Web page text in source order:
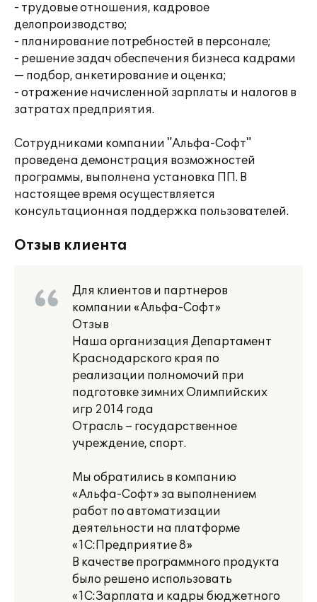
- трудовые отношения, кадровое
делопроизводство;
- планирование потребностей в персонале;
- решение задач обеспечения бизнеса кадрами
— подбор, анкетирование и оценка;
- отражение начисленной зарплаты и налогов в
затратах предприятия.
Сотрудниками компании "Альфа-Софт"
проведена демонстрация возможностей
программы, выполнена установка ПП. В
настоящее время осуществляется
консультационная поддержка пользователей.
Отзыв клиента
Для клиентов и партнеров
компании «Альфа-Софт»
Отзыв
Наша организация Департамент
Краснодарского края по
реализации полномочий при
подготовке зимних Олимпийских
игр 2014 года
Отрасль – государственное
учреждение, спорт.
Мы обратились в компанию
«Альфа-Софт» за выполнением
работ по автоматизации
деятельности на платформе
«1С:Предприятие 8»
В качестве программного продукта
было решено использовать
«1С:Зарплата и кадры бюджетного